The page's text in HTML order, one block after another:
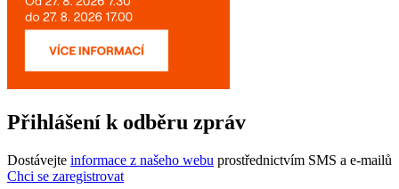
Přihlášení k odběru zpráv
Dostávejte informace z našeho webu prostřednictvím SMS a e-mailů
Chci se zaregistrovat